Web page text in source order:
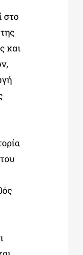
στο
και